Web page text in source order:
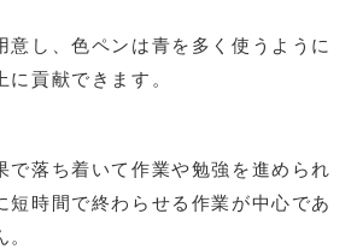
意し、色ペンは青を多く使うように
貢献できます。
で落ち着いて作業や勉強を進められ
短時間で終わらせる作業が中心であ